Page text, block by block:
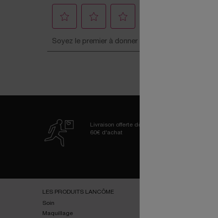
Livraison offerte dès
60€ d'achat
LES PRODUITS LANCÔME
Soin
Maquillage